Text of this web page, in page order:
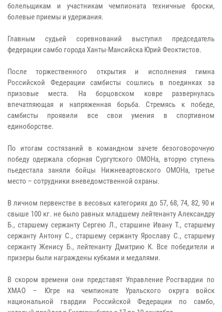
болельщикам и участникам чемпионата техничные броски,
болевые приемы и удержания.
Главным судьей соревнований выступил председатель
федерации самбо города Ханты-Мансийска Юрий Феоктистов.
После торжественного открытия и исполнения гимна
Российской Федерации самбисты сошлись в поединках за
призовые места. На борцовском ковре развернулась
впечатляющая и напряженная борьба. Стремясь к победе,
самбисты проявили все свои умения в спортивном
единоборстве.
По итогам состязаний в командном зачете безоговорочную
победу одержала сборная Сургутского ОМОНа, вторую ступень
пьедестала заняли бойцы Нижневартовского ОМОНа, третье
место – сотрудники вневедомственной охраны.
В личном первенстве в весовых категориях до 57, 68, 74, 82, 90 и
свыше 100 кг. не было равных младшему лейтенанту Александру
Б., старшему сержанту Сергею Л., старшине Ивану Т., старшему
сержанту Антону С., старшему сержанту Ярославу С., старшему
сержанту Женису Б., лейтенанту Дмитрию К. Все победители и
призеры были награждены кубками и медалями.
В скором времени они представят Управление Росгвардии по
ХМАО – Югре на чемпионате Уральского округа войск
национальной гвардии Российской Федерации по самбо,